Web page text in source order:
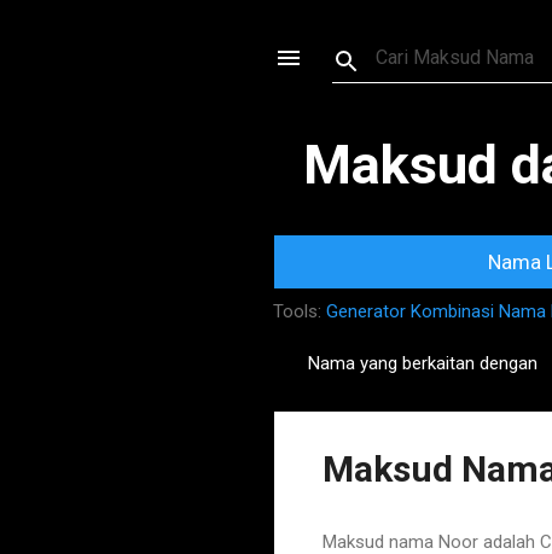
Maksud
Nama
Tools: Generator Kombinasi Nama
o
Nama yang berkaitan dengan
Maksud
Maksud nama Noor adalah